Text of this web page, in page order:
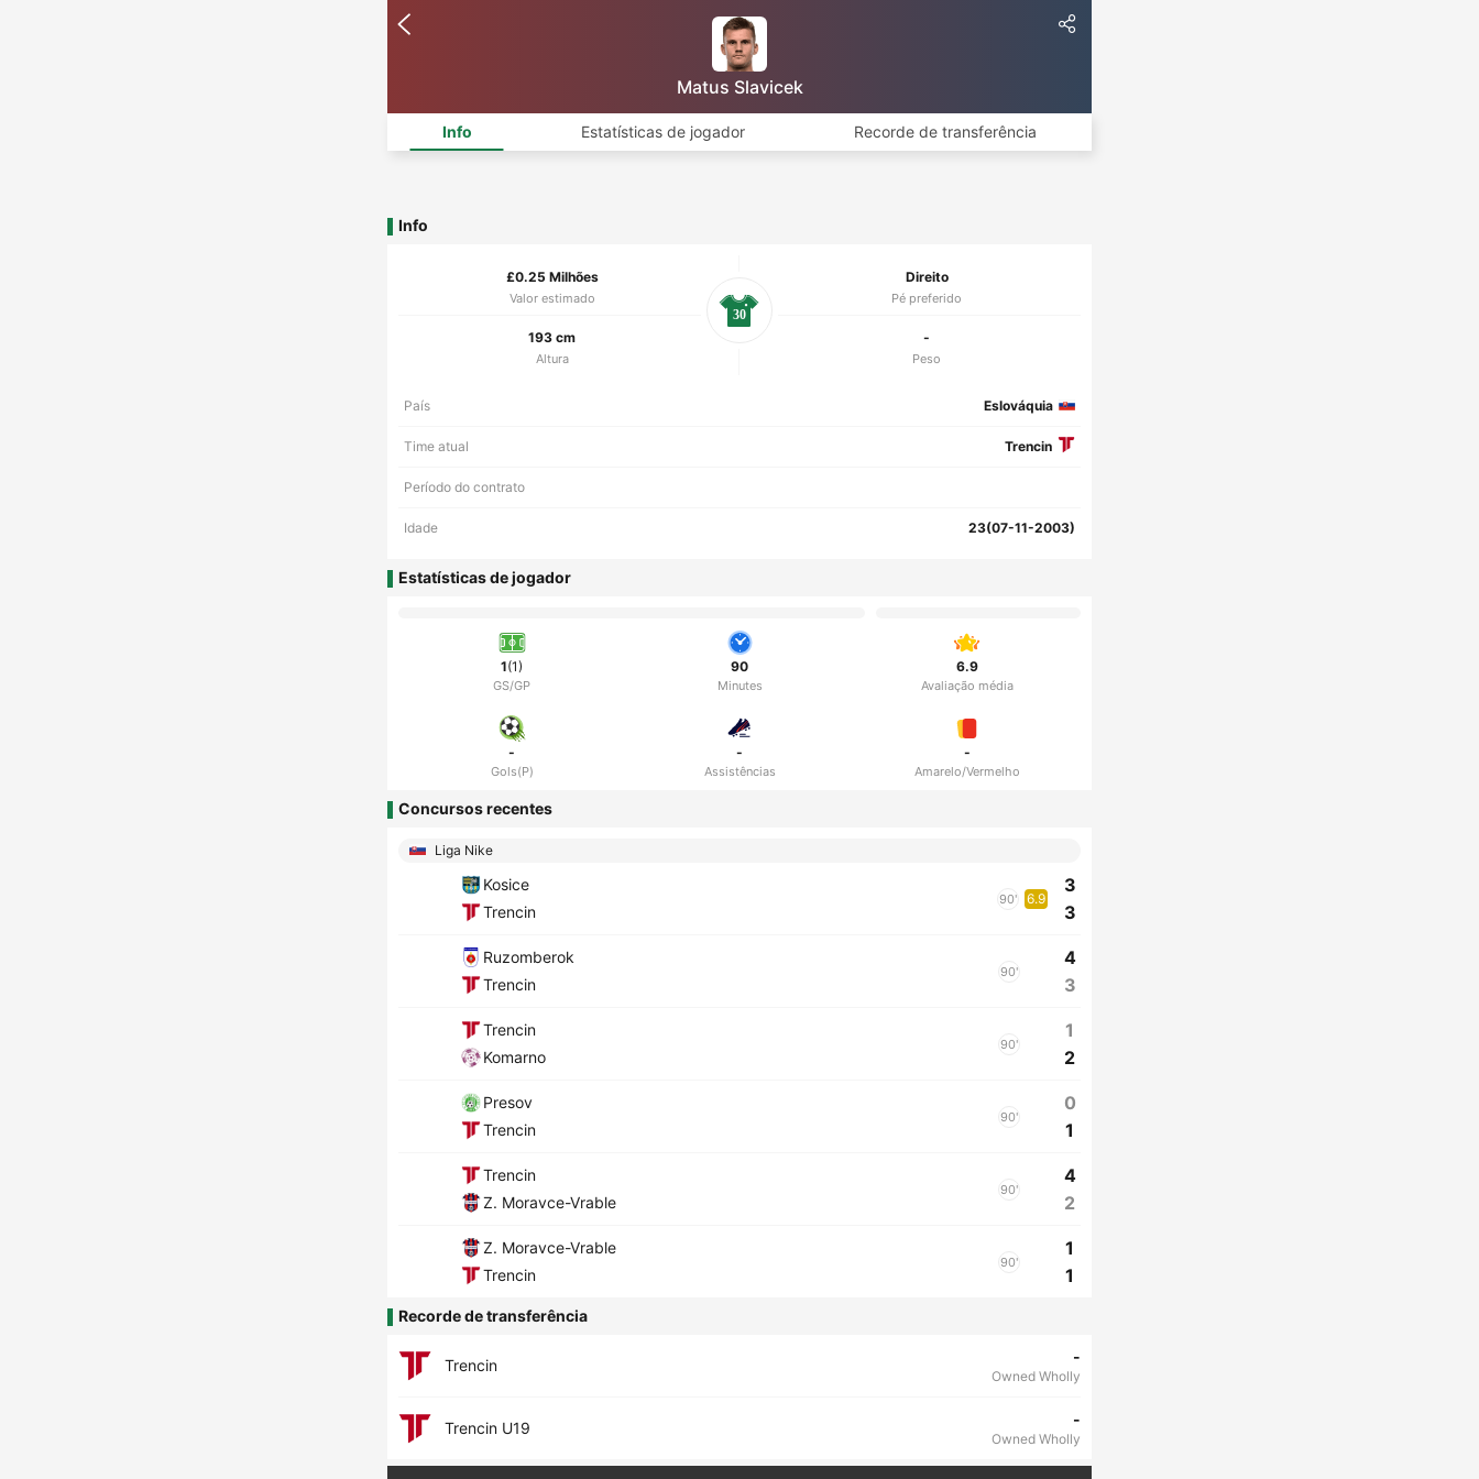
Matus Slavicek
Info Estatísticas de jogador Recorde de transferência
Info
£0.25 Milhões
Valor estimado
Direito
Pé preferido
193 cm
Altura
-
Peso
30
País Eslováquia
Time atual Trencin
Período do contrato
Idade 23(07-11-2003)
Estatísticas de jogador
1(1)
GS/GP
90
Minutes
6.9
Avaliação média
-
Gols(P)
-
Assistências
-
Amarelo/Vermelho
Concursos recentes
Liga Nike
Kosice
Trencin
90' 6.9
3
3
Ruzomberok
Trencin
90'
4
3
Trencin
Komarno
90'
1
2
Presov
Trencin
90'
0
1
Trencin
Z. Moravce-Vrable
90'
4
2
Z. Moravce-Vrable
Trencin
90'
1
1
Recorde de transferência
Trencin -
Owned Wholly
Trencin U19 -
Owned Wholly